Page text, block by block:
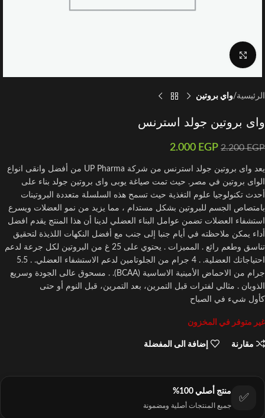
اضغط للتكبير
الرئيسية واي بروتين
وای بروتين جولد استرنس
2.200EGP
2.000 EGP
يعد وای بروتين جولد استرنس من شركة UP Pharma من أفضل وانقى انواع
الواى بروتين في مصر. حيث تمت صياغة یوبی وای بروتین جولد بناء على
أحدث تكنولوجيا علوم التغذية حيث تسمح هذه السلسلة متعددة البروتينات
بامتصاص الجسم للبروتين بشكل مستدام ، مما يزيد من نمو العضلات ويسرع
استشفاء العضلات تضمن عوامل البناء العضلي لدينا أن هذا المنتج يقدم افضل
أداء يمكن ملاحظته في أيام جنبا إلى جنب مع أفضل النكهات اللذيذة لتحقيق
تناسق وطعم رائع . المميزات . يحتوي على 25 غ من البروتين لكل جرعة لدعم
احتياجاتك العضلية. . 4 جرام من الجلوتامين لدعم الاستشفاء العضلي. . 5.5
جرام من الاحماض الأمينية الاساسية (BCAA). . مسحوق عالى الجودة وسريع
الذوبان . مثالي لفترات قبل التمرين، بعد التمرين، قبل النوم أو حتى
كأول شيء في الصباح
غير متوفر في المخزون
مقارنة إضافة الى المفضلة
✅
منتج أصلي 100%
جميع المنتجات أصلية ومضمونة